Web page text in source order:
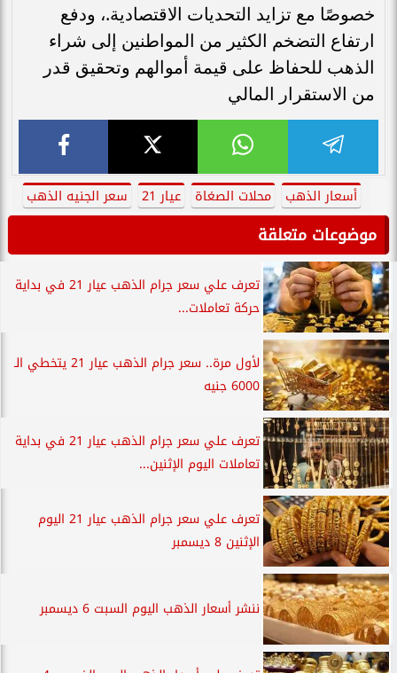
خصوصًا مع تزايد التحديات الاقتصادية.، ودفع
ارتفاع التضخم الكثير من المواطنين إلى شراء
الذهب للحفاظ على قيمة أموالهم وتحقيق قدر
من الاستقرار المالي
أسعار الذهب محلات الصغاة عيار 21 سعر الجنيه الذهب
موضوعات متعلقة
تعرف علي سعر جرام الذهب عيار 21 في بداية
حركة تعاملات...
لأول مرة.. سعر جرام الذهب عيار 21 يتخطي الـ
6000 جنيه
تعرف علي سعر جرام الذهب عيار 21 في بداية
تعاملات اليوم الإثنين...
تعرف علي سعر جرام الذهب عيار 21 اليوم
الإثنين 8 ديسمبر
ننشر أسعار الذهب اليوم السبت 6 ديسمبر